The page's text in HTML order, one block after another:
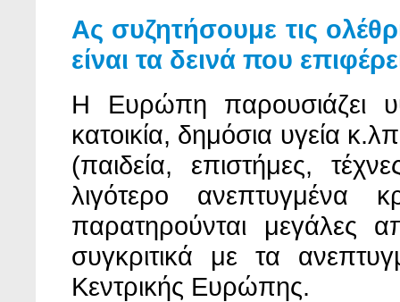
Ας συζητήσουμε τις
είναι τα δεινά που
Η Ευρώπη παρουσιάζει
κατοικία, δημόσια υγεία
(παιδεία, επιστήμες,
λιγότερο ανεπτυγμένα
παρατηρούνται μεγάλες
συγκριτικά με τα
Κεντρικής Ευρώπης.